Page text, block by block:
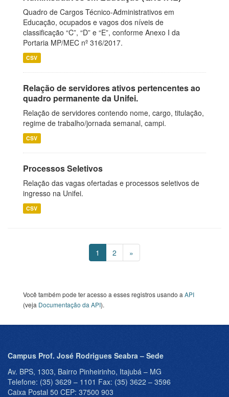
Quadro de Cargos Técnico-Administrativos em
Educação, ocupados e vagos dos níveis de
classificação “C”, “D” e “E”, conforme Anexo I da
Portaria MP/MEC nº 316/2017.
CSV
Relação de servidores ativos pertencentes ao
quadro permanente da Unifei.
Relação de servidores contendo nome, cargo, titulação,
regime de trabalho/jornada semanal, campi.
CSV
Processos Seletivos
Relação das vagas ofertadas e processos seletivos de
ingresso na Unifei.
CSV
1 2 »
Você também pode ter acesso a esses registros usando a API
(veja Documentação da API).
Campus Prof. José Rodrigues Seabra – Sede
Av. BPS, 1303, Bairro Pinheirinho, Itajubá – MG
Telefone: (35) 3629 – 1101 Fax: (35) 3622 – 3596
Caixa Postal 50 CEP: 37500 903